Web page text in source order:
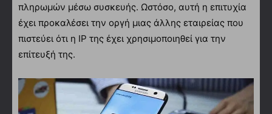
πληρωμών μέσω συσκευής. Ωστόσο, αυτή η επιτυχία
έχει προκαλέσει την οργή μιας άλλης εταιρείας που
πιστεύει ότι η IP της έχει χρησιμοποιηθεί για την
επίτευξή της.